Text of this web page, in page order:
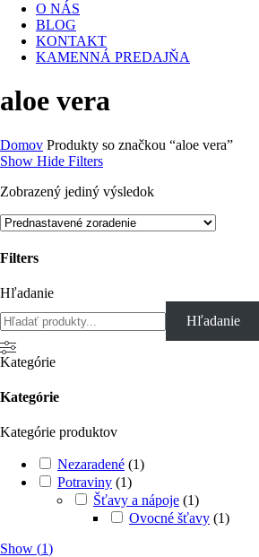
O NÁS
BLOG
KONTAKT
KAMENNÁ PREDAJŇA
aloe vera
Domov Produkty so značkou “aloe vera”
Show Hide Filters
Zobrazený jediný výsledok
Filters
Close
Filters
Hľadanie
Hľadanie
Kategórie
Kategórie
Kategórie produktov
Nezaradené (1)
Potraviny (1)
Šťavy a nápoje (1)
Ovocné šťavy (1)
Show (1)